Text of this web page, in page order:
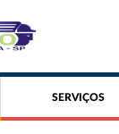
SERVIÇOS